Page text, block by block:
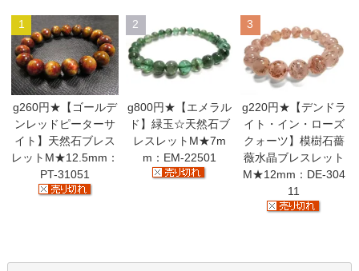
1
g260円★【ゴールデ
ンレッドピーターサ
イト】天然石ブレス
レットM★12.5mm：
PT-31051
2
g800円★【エメラル
ド】緑玉☆天然石ブ
レスレットM★7m
m：EM-22501
3
g220円★【デンドラ
イト・イン・ローズ
クォーツ】模樹石薔
薇水晶ブレスレット
M★12mm：DE-304
11